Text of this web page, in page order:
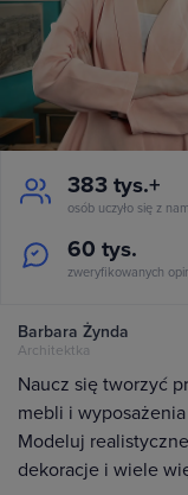
383 tys.+
osób uczyło się z
60 tys.
zweryfikowanych
Barbara Żynda
Architektka
Naucz się tworzyć
mebli i
Modeluj realistyczne
dekoracje i wiele